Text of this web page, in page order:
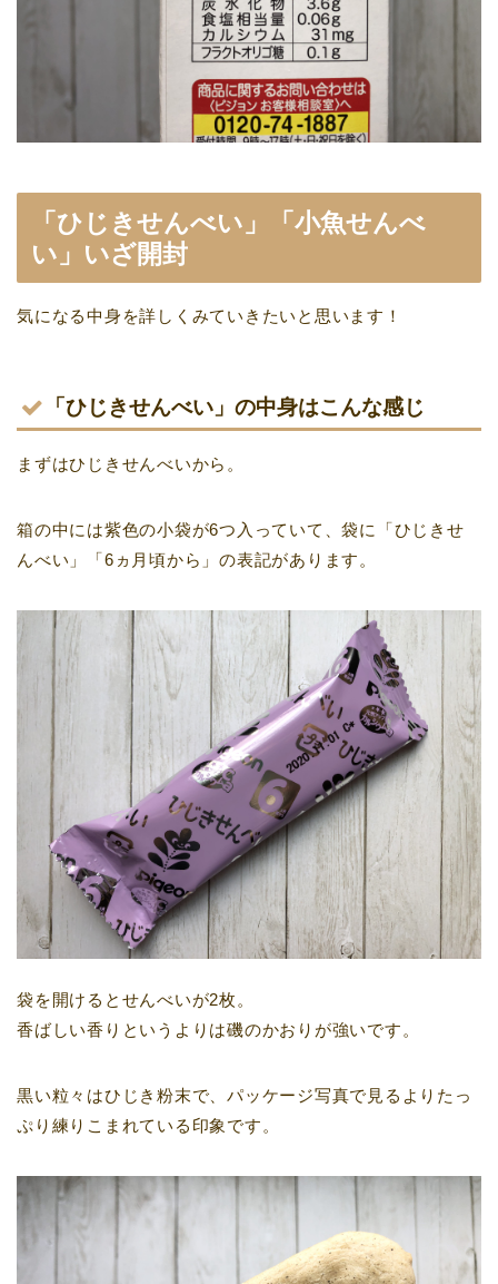
「ひじきせんべい」「小魚せんべ
い」いざ開封
気になる中身を詳しくみていきたいと思います！
「ひじきせんべい」の中身はこんな感じ
まずはひじきせんべいから。
箱の中には紫色の小袋が6つ入っていて、袋に「ひじきせ
んべい」「6ヵ月頃から」の表記があります。
袋を開けるとせんべいが2枚。
香ばしい香りというよりは磯のかおりが強いです。
黒い粒々はひじき粉末で、パッケージ写真で見るよりたっ
ぷり練りこまれている印象です。